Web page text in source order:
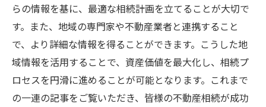
らの情報を基に、最適な相続計画を立てることが大切で
す。また、地域の専門家や不動産業者と連携すること
で、より詳細な情報を得ることができます。こうした地
域情報を活用することで、資産価値を最大化し、相続プ
ロセスを円滑に進めることが可能となります。これまで
の一連の記事をご覧いただき、皆様の不動産相続が成功